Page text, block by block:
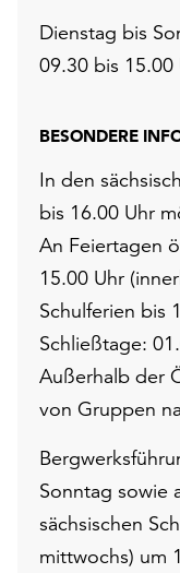
Dienstag bis
09.30 bis 15.00
BESONDERE
In den
bis 16.00 Uhr
An Feiertagen
15.00 Uhr
Schulferien bis
Schließtage:
Außerhalb der
von Gruppen
Sonntag sowie
sächsischen
mittwochs) um